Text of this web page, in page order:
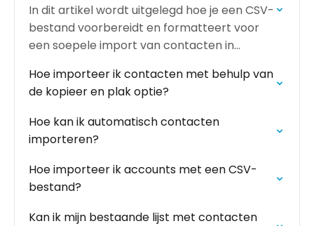
In dit artikel wordt uitgelegd hoe je een CSV-
bestand voorbereidt en formatteert voor
een soepele import van contacten in
Hoe importeer ik contacten met behulp van
de kopieer en plak optie?
Hoe kan ik automatisch contacten
importeren?
Hoe importeer ik accounts met een CSV-
bestand?
Kan ik mijn bestaande lijst met contacten